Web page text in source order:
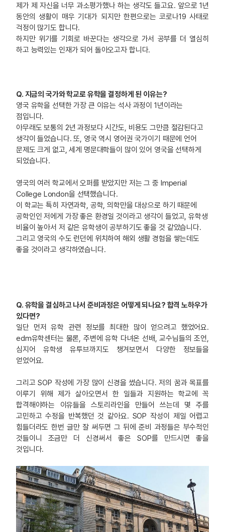
제가 제 자신을 너무 과소평가했나 하는 생각도 들고요. 앞으로 1년
동안의 생활이 매우 기대가 되지만 한편으로는 코로나19 사태로
걱정이 많기도 합니다.
하지만 위기를 기회로 바꾼다는 생각으로 가서 공부를 더 열심히
하고 능력있는 인재가 되어 돌아오고자 합니다.
Q. 지금의 국가와 학교로 유학을 결정하게 된 이유는?
영국 유학을 선택한 가장 큰 이유는 석사 과정이 1년이라는
점입니다.
아무래도 보통의 2년 과정보다 시간도, 비용도 그만큼 절감된다고
생각이 들었습니다. 또, 영국 역시 영어권 국가이기 때문에 언어
문제도 크게 없고, 세계 명문대학들이 많이 있어 영국을 선택하게
되었습니다.
영국의 여러 학교에서 오퍼를 받았지만 저는 그 중 Imperial
College London을 선택했습니다.
이 학교는 특히 자연과학, 공학, 의학만을 대상으로 하기 때문에
공학인인 저에게 가장 좋은 환경일 것이라고 생각이 들었고, 유학생
비율이 높아서 저 같은 유학생이 공부하기도 좋을 것 같았습니다.
그리고 영국의 수도 런던에 위치하여 해외 생활 경험을 쌓는데도
좋을 것이라고 생각하였습니다.
Q. 유학을 결심하고 나서 준비과정은 어떻게 되나요? 합격 노하우가
있다면?
일단 먼저 유학 관련 정보를 최대한 많이 얻으려고 했었어요.
edm유학센터는 물론, 주변에 유학 다녀온 선배, 교수님들의 조언,
심지어 유학생 유투브까지도 챙겨보면서 다양한 정보들을
얻었어요.
그리고 SOP 작성에 가장 많이 신경을 썼습니다. 저의 꿈과 목표를
이루기 위해 제가 살아오면서 한 일들과 지원하는 학교에 꼭
합격해야하는 이유들을 스토리라인을 만들어 쓰는데 몇 주를
고민하고 수정을 반복했던 것 같아요. SOP 작성이 제일 어렵고
힘들더라도 한번 글만 잘 써두면 그 뒤에 준비 과정들은 부수적인
것들이니 조금만 더 신경써서 좋은 SOP를 만드시면 좋을
것입니다.